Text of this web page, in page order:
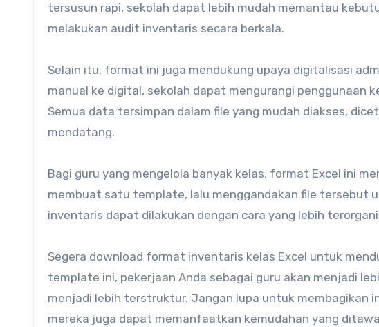
tersusun rapi, sekolah dapat lebih mudah memantau
melakukan audit inventaris secara berkala.
Selain itu, format ini juga mendukung upaya digitalisasi
manual ke digital, sekolah dapat mengurangi penggunaan
Semua data tersimpan dalam file yang mudah diakses,
mendatang.
Bagi guru yang mengelola banyak kelas, format Excel ini
membuat satu template, lalu menggandakan file tersebut
inventaris dapat dilakukan dengan cara yang lebih
Segera download format inventaris kelas Excel untuk
template ini, pekerjaan Anda sebagai guru akan menjadi
menjadi lebih terstruktur. Jangan lupa untuk membagikan
mereka juga dapat memanfaatkan kemudahan yang